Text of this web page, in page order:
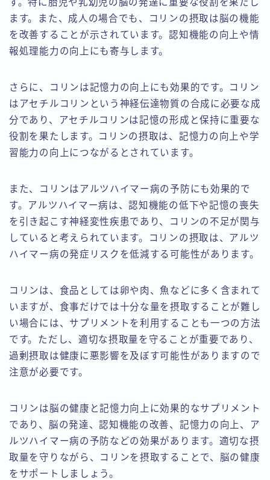
す。特に胎児や乳幼児の脳の発達に重要な役割を果たし
ます。また、成人の場合でも、コリンの摂取は脳の機能
を改善することが示されています。認知機能の向上や情
報処理能力の向上にも寄与します。
さらに、コリンは記憶力の向上にも効果的です。コリン
はアセチルコリンという神経伝達物質の合成に必要な成
分であり、アセチルコリンは記憶の形成と保持に重要な
役割を果たします。コリンの摂取は、記憶力の向上や学
習能力の向上につながるとされています。
また、コリンはアルツハイマー病の予防にも効果的で
す。アルツハイマー病は、認知機能の低下や記憶の喪失
を引き起こす神経変性疾患であり、コリンの不足が関与
していると考えられています。コリンの摂取は、アルツ
ハイマー病の発症リスクを低減する可能性があります。
コリンは、食品としては卵や肉、魚などに多く含まれて
いますが、食事だけでは十分な量を摂取することが難し
い場合には、サプリメントを利用することも一つの方法
です。ただし、適切な摂取量を守ることが重要であり、
過剰摂取は健康に悪影響を及ぼす可能性がありますので
注意が必要です。
コリンは脳の健康と記憶力向上に効果的なサプリメント
であり、脳の発達、認知機能の改善、記憶力の向上、ア
ルツハイマー病の予防などの効果があります。適切な摂
取量を守りながら、コリンを摂取することで、脳の健康
をサポートしましょう。